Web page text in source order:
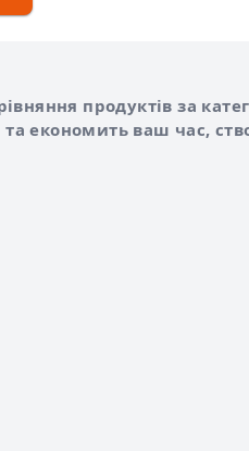
продуктів за
економить ваш час,